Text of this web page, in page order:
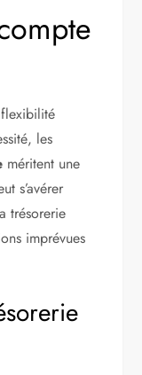
les
méritent une
s’avérer
trésorerie
imprévues